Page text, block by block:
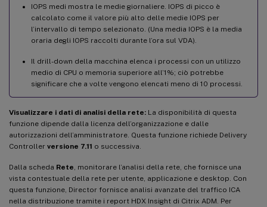
IOPS medi mostra le medie giornaliere. IOPS di picco è
calcolato come il valore più alto delle medie IOPS per
l’intervallo di tempo selezionato. (Una media IOPS è la media
oraria degli IOPS raccolti durante l’ora sul VDA).
Il drill-down della macchina elenca i processi con un utilizzo
medio di CPU o memoria superiore all’1%; ciò potrebbe
significare che a volte vengono elencati meno di 10 processi.
Visualizzare i dati di analisi della rete: La disponibilità di questa
funzione dipende dalla licenza dell’organizzazione e dalle
autorizzazioni dell’amministratore. Questa funzione richiede Delivery
Controller versione 7.11 o successiva.
Dalla scheda Rete , monitorare l’analisi della rete, che fornisce una
vista contestuale della rete per utente, applicazione e desktop. Con
questa funzione, Director fornisce analisi avanzate del traffico ICA
nella distribuzione tramite i report HDX Insight di Citrix ADM. Per